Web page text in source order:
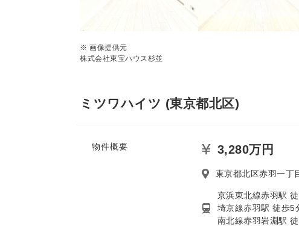
※ 画像提供元
株式会社東宝ハウス杉並
ミツワハイツ (東京都北区)
物件概要 3,280万円
東京都北区赤羽一丁
京浜東北線赤羽駅
埼京線赤羽駅 徒歩5
南北線赤羽岩淵駅